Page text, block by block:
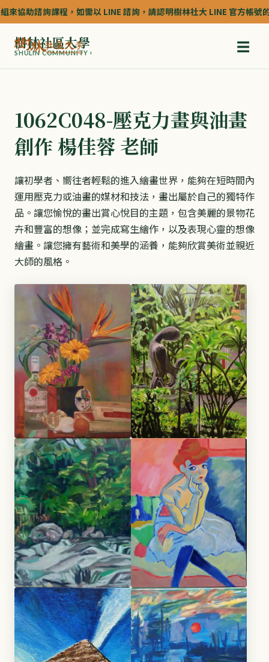
助諮詢課程，如需以 LINE 諮詢，請認明樹林社大 LINE 官方帳號的
樹林社區大學
SHULIN COMMUNITY COLLEGE ☰
1062C048-壓克力畫與油畫
創作 楊佳蓉 老師
讓初學者、嚮往者輕鬆的進入繪畫世界，能夠在短時間內
運用壓克力或油畫的媒材和技法，畫出屬於自己的獨特作
品。讓您愉悅的畫出賞心悅目的主題，包含美麗的景物花
卉和豐富的想像；並完成寫生繪作，以及表現心靈的想像
繪畫。讓您擁有藝術和美學的涵養，能夠欣賞美術並親近
大師的風格。